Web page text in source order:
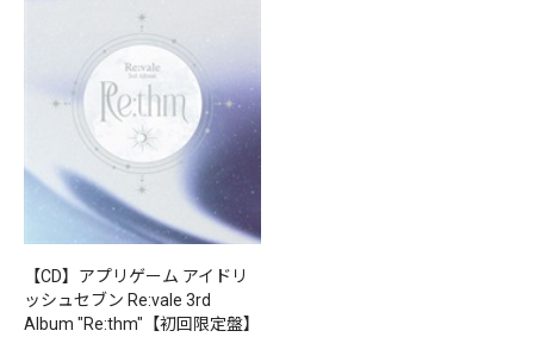
【CD】アプリゲーム アイドリ
ッシュセブン Re:vale 3rd
Album "Re:thm"【初回限定盤】